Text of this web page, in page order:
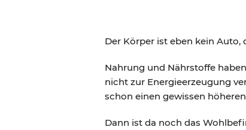
Der Körper ist eben kein
Nahrung und Nährstoffe
nicht zur Energieerzeugung
schon einen gewissen
Dann ist da noch das